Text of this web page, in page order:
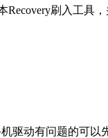
刷入工具，
驱动有问题的可